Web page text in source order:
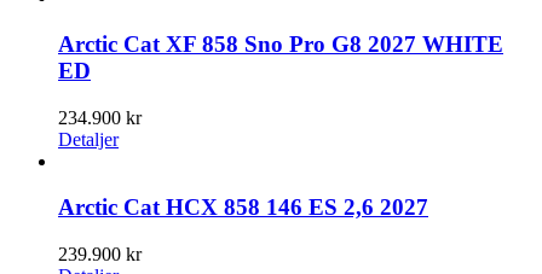
Arctic Cat XF 858 Sno Pro G8 2027 WHITE
ED
234.900 kr
Detaljer
Arctic Cat HCX 858 146 ES 2,6 2027
239.900 kr